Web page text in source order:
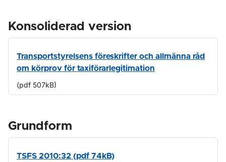
Konsoliderad version
Transportstyrelsens föreskrifter och allmänna råd
om körprov för taxiförarlegitimation
(pdf 507kB)
Grundform
TSFS 2010:32 (pdf 74kB)